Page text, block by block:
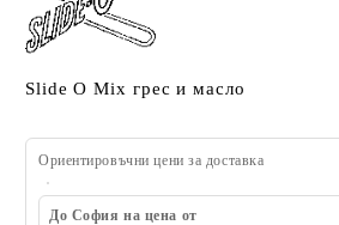
Slide O Mix грес и масло
Ориентировъчни цени за доставка
До София на цена от